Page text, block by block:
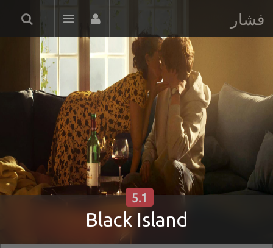
فشار
Black Island
5.1